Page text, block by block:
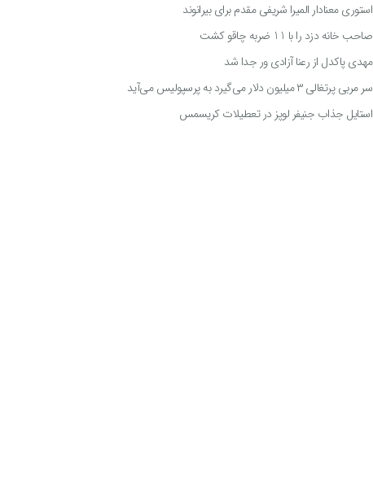
استوری معنادار المیرا شریفی مقدم برای بیرانوند
صاحب خانه دزد را با 11 ضربه چاقو کشت
مهدی پاکدل از رعنا آزادی ور جدا شد
سر مربی پرتغالی ۳ میلیون دلار می‌گیرد به پرسپولیس می‌آید
استایل جذاب جنیفر لوپز در تعطیلات کریسمس